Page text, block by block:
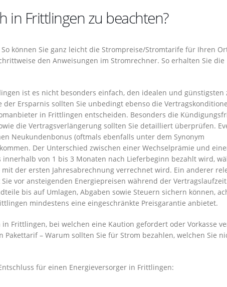
in Frittlingen zu beachten?
können Sie ganz leicht die Strompreise/Stromtarife für Ihren
den Anweisungen im Stromrechner. So erhalten Sie die
ist es nicht besonders einfach, den idealen und günstigsten
Ersparnis sollten Sie unbedingt ebenso die
in Frittlingen entscheiden. Besonders die
die Vertragsverlängerung sollten Sie detailliert überprüfen.
Neukundenbonus (oftmals ebenfalls unter dem Synonym
Der Unterschied zwischen einer Wechselprämie und
von 1 bis 3 Monaten nach Lieferbeginn bezahlt wird,
der ersten Jahresabrechnung verrechnet wird. Ein anderer
vor ansteigenden Energiepreisen während der
bis auf Umlagen, Abgaben sowie Steuern sichern können,
mindestens eine eingeschränkte Preisgarantie anbietet.
Frittlingen, bei welchen eine Kaution gefordert oder Vorkasse
– Warum sollten Sie für Strom bezahlen, welchen Sie
für einen Energieversorger in Frittlingen: